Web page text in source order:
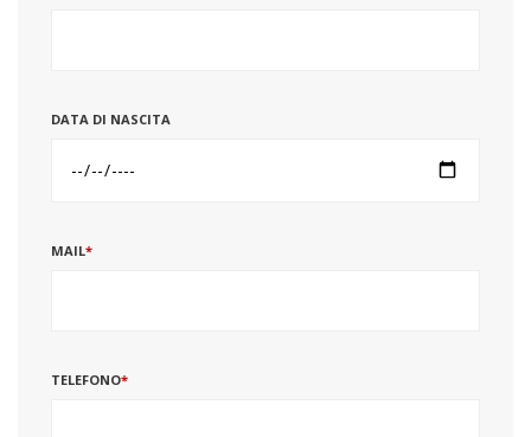
DATA DI NASCITA
MAIL*
TELEFONO*